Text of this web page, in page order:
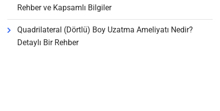
Rehber ve Kapsamlı Bilgiler
Quadrilateral (Dörtlü) Boy Uzatma Ameliyatı Nedir?
Detaylı Bir Rehber